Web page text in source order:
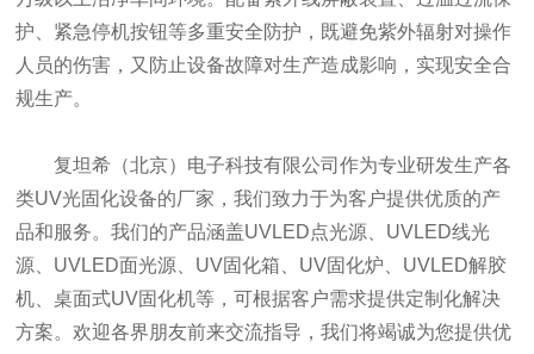
护、紧急停机按钮等多重安全防护，既避免紫外辐射对操作
人员的伤害，又防止设备故障对生产造成影响，实现安全合
规生产。
复坦希（北京）电子科技有限公司作为专业研发生产各
类UV光固化设备的厂家，我们致力于为客户提供优质的产
品和服务。我们的产品涵盖UVLED点光源、UVLED线光
源、UVLED面光源、UV固化箱、UV固化炉、UVLED解胶
机、桌面式UV固化机等，可根据客户需求提供定制化解决
方案。欢迎各界朋友前来交流指导，我们将竭诚为您提供优